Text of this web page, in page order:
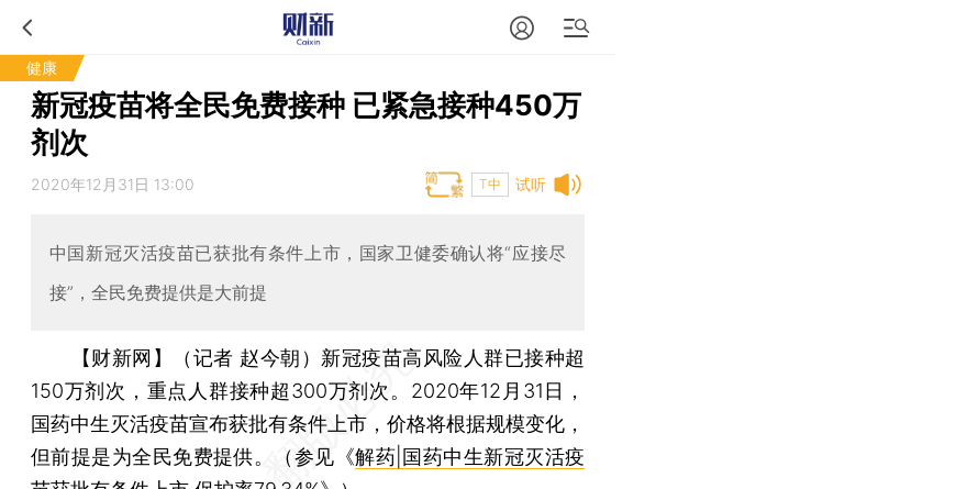
健康
新冠疫苗将全民免费接种 已紧急接种450万
剂次
试听
2020年12月31日 13:00 T中
中国新冠灭活疫苗已获批有条件上市，国家卫健委确认将“应接尽
接”，全民免费提供是大前提
【财新网】（记者 赵今朝） 新冠疫苗高风险人群已接种超
150万剂次，重点人群接种超300万剂次。2020年12月31日，
国药中生灭活疫苗宣布获批有条件上市，价格将根据规模变化，
但前提是为全民免费提供。（参见《解药|国药中生新冠灭活疫